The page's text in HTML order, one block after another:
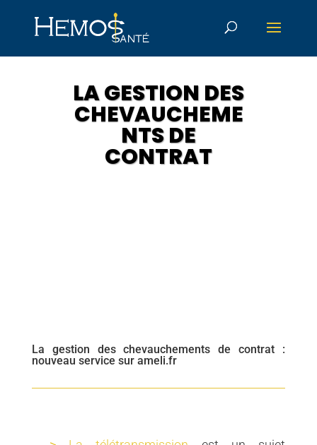
LA GESTION DES
CHEVAUCHEME
NTS DE
CONTRAT
La gestion des chevauchements de contrat :
nouveau service sur ameli.fr